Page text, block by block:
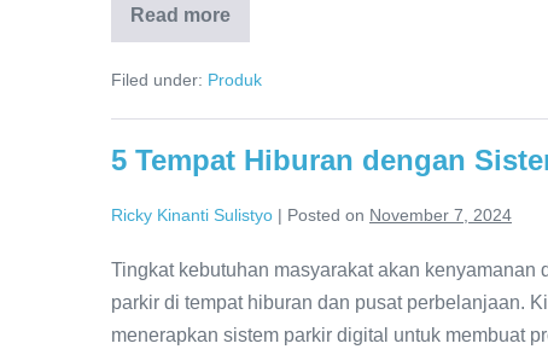
Read more
Filed under: Produk
5 Tempat Hiburan dengan
Ricky Kinanti Sulistyo | Posted on November 7, 2024
Tingkat kebutuhan masyarakat akan
parkir di tempat hiburan dan pusat perbelanjaan.
menerapkan sistem parkir digital untuk membuat